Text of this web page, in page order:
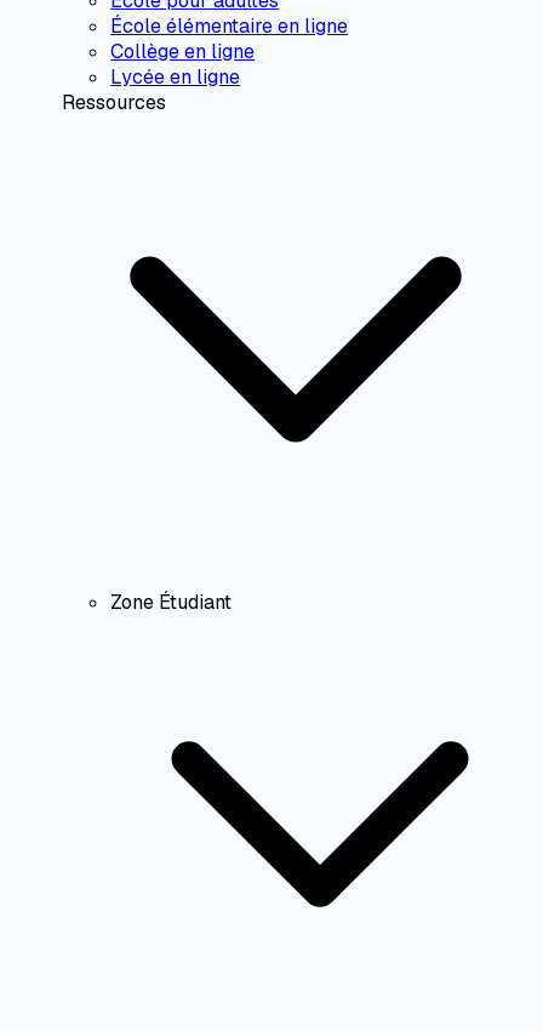
École élémentaire en ligne
Collège en ligne
Lycée en ligne
Ressources
Zone Étudiant